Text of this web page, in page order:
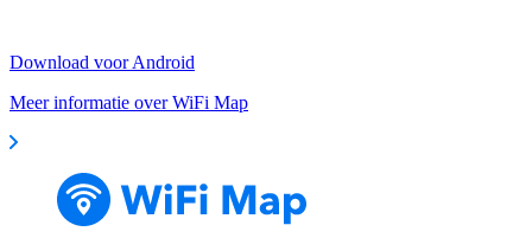
Download voor Android
Meer informatie over WiFi Map